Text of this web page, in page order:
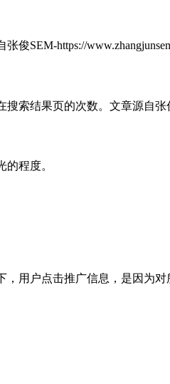
张俊SEM-https://
索结果页的次数。 文章源自张
程度。
用户点击推广信息，是因为对